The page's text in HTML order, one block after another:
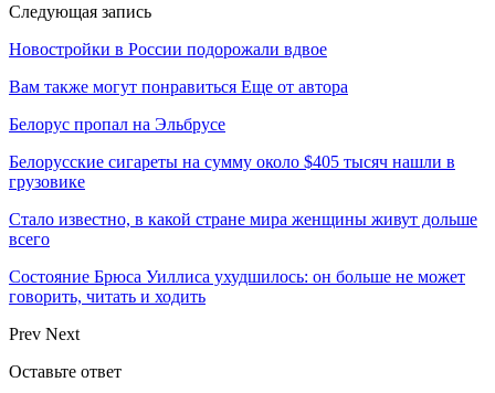
Следующая запись
Новостройки в России подорожали вдвое
Вам также могут понравиться Еще от автора
Белорус пропал на Эльбрусе
Белорусские сигареты на сумму около $405 тысяч нашли в
грузовике
Стало известно, в какой стране мира женщины живут дольше
всего
Состояние Брюса Уиллиса ухудшилось: он больше не может
говорить, читать и ходить
Prev Next
Оставьте ответ